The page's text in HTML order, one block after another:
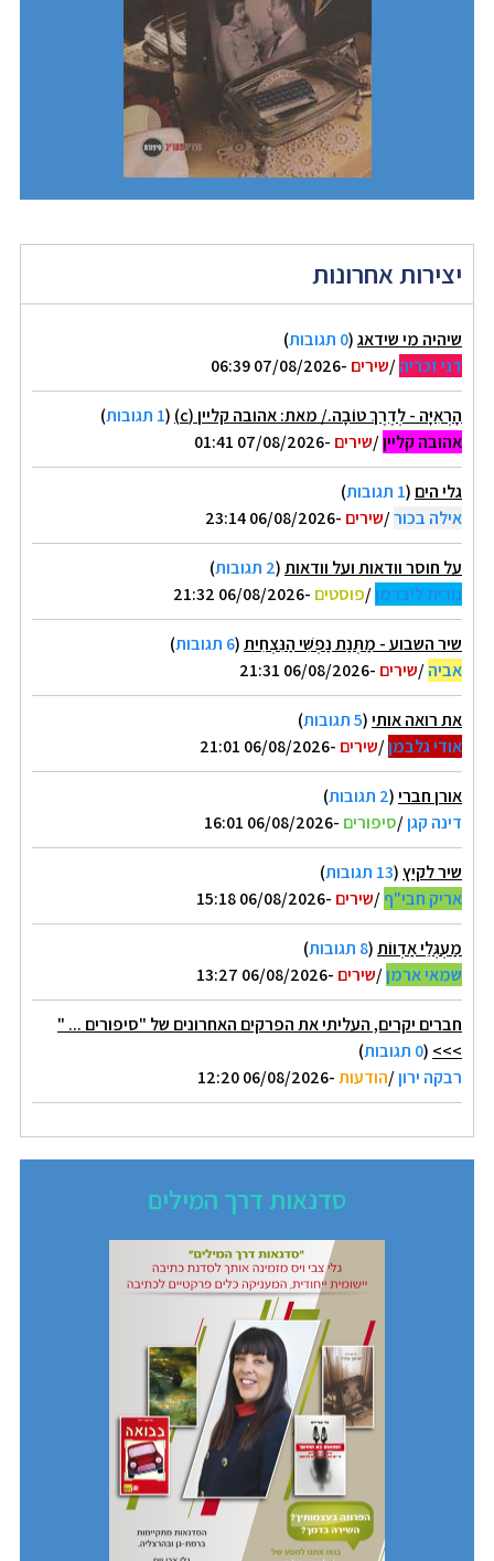
יצירות אחרונות
שיהיה מי שידאג(0 תגובות
)
דני זכריה/שירים -07/08/2026 06:39
הָרְאִיָּה - לְדֶרֶךְ טוֹבָה./ מאת: אהובה קליין (c) (1 תגובות
)
אהובה קליין/שירים -07/08/2026 01:41
גלי הים (1 תגובות
)
אילה בכור/שירים -06/08/2026 23:14
על חוסר וודאות ועל וודאות(2 תגובות
)
נורית ליברמן/פוסטים -06/08/2026 21:32
שיר השבוע - מַתְּנַת נַפְשִׁי הַנִּצְחִית(6 תגובות
)
אביה/שירים -06/08/2026 21:31
את רואה אותי(5 תגובות
)
אודי גלבמן/שירים -06/08/2026 21:01
אורן חברי(2 תגובות
)
דינה קגן/סיפורים -06/08/2026 16:01
שיר לקיץ(13 תגובות
)
אריק חבי"ף/שירים -06/08/2026 15:18
מַעְגְּלֵי אַדְווֹת(8 תגובות
)
שמאי ארמן/שירים -06/08/2026 13:27
חברים יקרים, העליתי את הפרקים האחרונים של "סיפורים ... "
>>>
(0 תגובות
)
רבקה ירון/הודעות-06/08/2026 12:20
סדנאות דרך המילים